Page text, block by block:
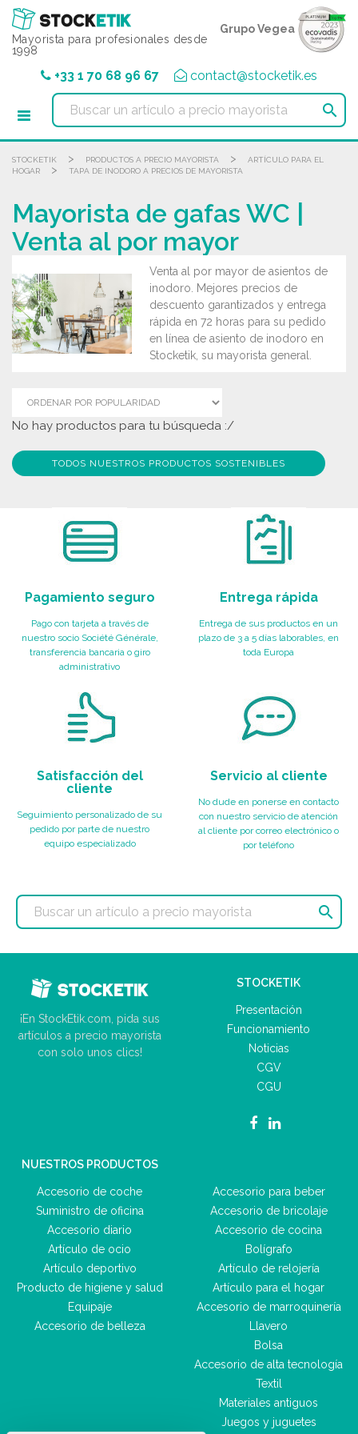
Mayorista para profesionales desde
1998
Grupo Vegea
+33 1 70 68 96 67 contact@stocketik.es

STOCKETIK > PRODUCTOS A PRECIO MAYORISTA >
ARTÍCULO PARA EL
HOGAR
> TAPA DE INODORO A PRECIOS DE MAYORISTA
Mayorista de gafas WC |
Venta al por mayor
Venta al por mayor de asientos de
inodoro. Mejores precios de
descuento garantizados y entrega
rápida en 72 horas para su pedido
en línea de asiento de inodoro en
Stocketik, su mayorista general.
No hay productos para tu búsqueda :/
TODOS NUESTROS PRODUCTOS SOSTENIBLES
Pagamiento seguro
Pago con tarjeta a través de
nuestro socio Société Générale,
transferencia bancaria o giro
administrativo
Entrega rápida
Entrega de sus productos en un
plazo de 3 a 5 días laborables, en
toda Europa
Satisfacción del
cliente
Seguimiento personalizado de su
pedido por parte de nuestro
equipo especializado
Servicio al cliente
No dude en ponerse en contacto
con nuestro servicio de atención
al cliente por correo electrónico o
por teléfono

¡En StockEtik.com, pida sus
artículos a precio mayorista
con solo unos clics!
STOCKETIK
Presentación
Funcionamiento
Noticias
CGV
CGU
NUESTROS PRODUCTOS
Accesorio de coche
Suministro de oficina
Accesorio diario
Artículo de ocio
Artículo deportivo
Producto de higiene y salud
Equipaje
Accesorio de belleza
Accesorio para beber
Accesorio de bricolaje
Accesorio de cocina
Bolígrafo
Artículo de relojería
Artículo para el hogar
Accesorio de marroquinería
Llavero
Bolsa
Accesorio de alta tecnología
Textil
Materiales antiguos
Juegos y juguetes
Panel de gestión de cookies